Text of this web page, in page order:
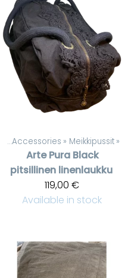
‪»Accessories ‪» Meikkipussit ‪»
Arte Pura Black
pitsillinen linenlaukku
119,00 €
Available in stock